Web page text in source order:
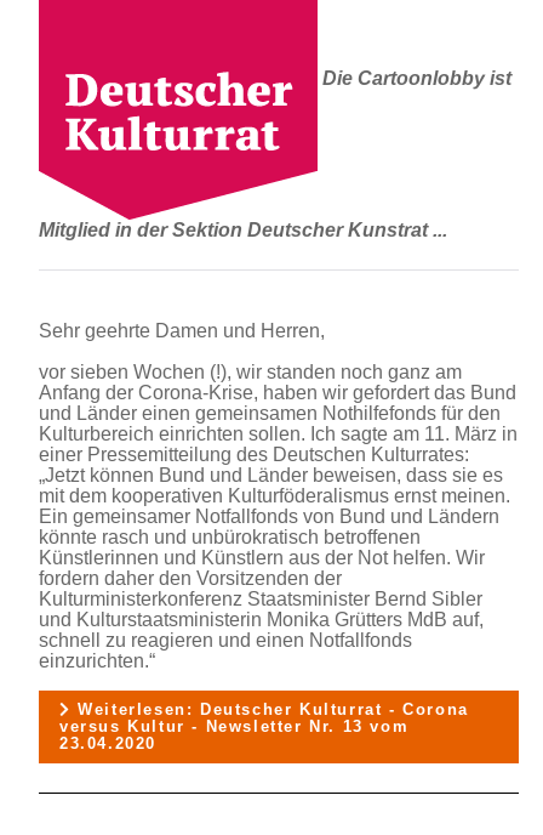
Die Cartoonlobby ist
Mitglied in der Sektion Deutscher Kunstrat ...
Sehr geehrte Damen und Herren,
vor sieben Wochen (!), wir standen noch ganz am
Anfang der Corona-Krise, haben wir gefordert das Bund
und Länder einen gemeinsamen Nothilfefonds für den
Kulturbereich einrichten sollen. Ich sagte am 11. März in
einer Pressemitteilung des Deutschen Kulturrates:
„Jetzt können Bund und Länder beweisen, dass sie es
mit dem kooperativen Kulturföderalismus ernst meinen.
Ein gemeinsamer Notfallfonds von Bund und Ländern
könnte rasch und unbürokratisch betroffenen
Künstlerinnen und Künstlern aus der Not helfen. Wir
fordern daher den Vorsitzenden der
Kulturministerkonferenz Staatsminister Bernd Sibler
und Kulturstaatsministerin Monika Grütters MdB auf,
schnell zu reagieren und einen Notfallfonds
einzurichten.“
Weiterlesen: Deutscher Kulturrat - Corona
versus Kultur - Newsletter Nr. 13 vom
23.04.2020